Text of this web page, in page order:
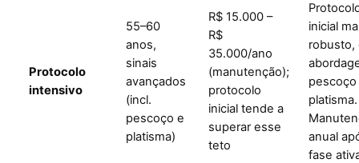
Protocolo
intensivo
55–60
anos,
sinais
avançados
(incl.
pescoço e
platisma)
R$ 15.000 –
R$
35.000/ano
(manutenção);
protocolo
inicial tende a
superar esse
teto
inicial
robusto,
pescoço
platisma.
anual
fase